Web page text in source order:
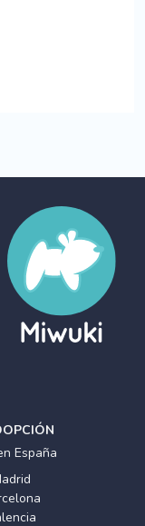
España